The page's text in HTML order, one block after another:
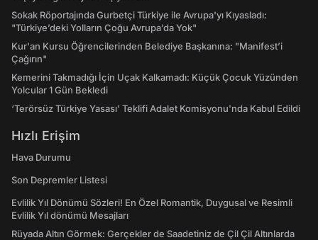
Sokak Röportajında Gurbetçi Türkiye ile Avrupa'yı Kıyasladı:
"Türkiye’deki Yolların Çoğu Avrupa’da Yok"
Kur'an Kursu Öğrencilerinden Belediye Başkanına: "Manifest’i
Çağırın"
Kemerini Takmadığı İçin Uçak Kalkamadı: Küçük Çocuk Yüzünden
Yolcular 1 Gün Bekledi
‘Terörsüz Türkiye Yasası’ Teklifi Adalet Komisyonu'nda Kabul Edildi
Hızlı Erişim
Hava Durumu
Son Depremler Listesi
Evlilik Yıl Dönümü Sözleri! En Özel Romantik, Duygusal ve Resimli
Evlilik Yıl dönümü Mesajları
Rüyada Altın Görmek: Gerçekler de Saadetiniz de Çil Çil Altınlarda